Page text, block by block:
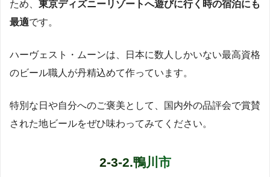
ため、 東京ディズニーリゾートへ遊びに行く時の宿泊にも
最適です。
ハーヴェスト・ムーンは、日本に数人しかいない最高資格
のビール職人が丹精込めて作っています。
特別な日や自分へのご褒美として、国内外の品評会で賞賛
された地ビールをぜひ味わってみてください。
2-3-2.鴨川市